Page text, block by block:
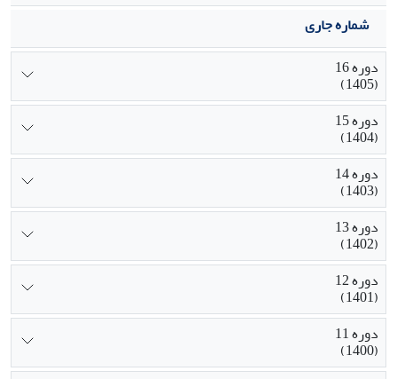
شماره جاری
دوره 16
(1405)
دوره 15
(1404)
دوره 14
(1403)
دوره 13
(1402)
دوره 12
(1401)
دوره 11
(1400)